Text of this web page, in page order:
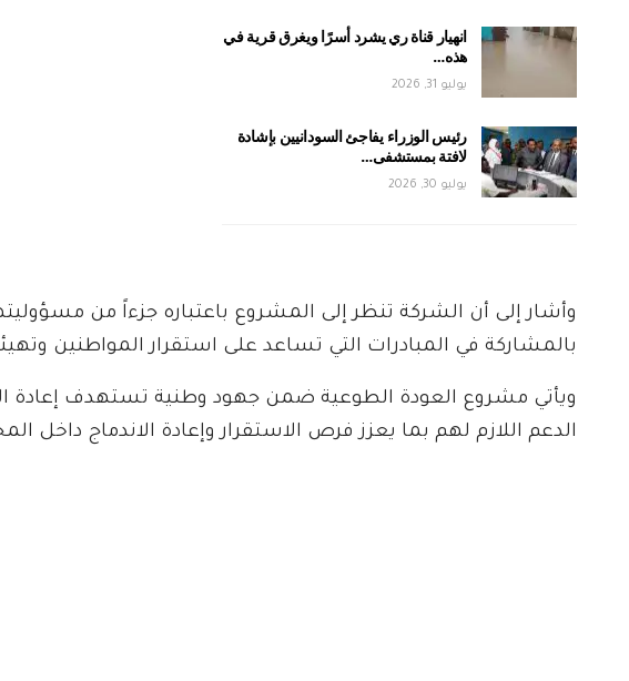
انهيار قناة ري يشرد أسرًا ويغرق قرية في
هذه…
يوليو 31, 2026
رئيس الوزراء يفاجئ السودانيين بإشادة
لافتة بمستشفى…
يوليو 30, 2026
وأشار إلى أن الشركة تنظر إلى المشروع باعتباره جزءاً من مسؤوليتها
بالمشاركة في المبادرات التي تساعد على استقرار المواطنين
ويأتي مشروع العودة الطوعية ضمن جهود وطنية تستهدف إعادة
الدعم اللازم لهم بما يعزز فرص الاستقرار وإعادة الاندماج داخل